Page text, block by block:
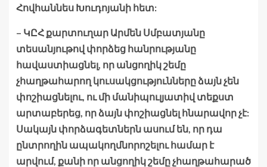
Հովհաննես Խուդոյանի հետ:
– ԿԸՀ քարտուղար Արմեն Սմբատյանը
տեսանյութով փորձեց հանրությանը
հավաստիացնել, որ անցողիկ շեմը
չհաղթահարող կուսակցությունները ձայն չեն
փոշիացնելու, ու մի մանիպուլյատիվ տեքստ
արտաբերեց, որ ձայն փոշիացնել հնարավոր չէ:
Սակայն փորձագետներն ասում են, որ դա
ընտրողին ապակողմնորոշելու համար է
արվում, քանի որ անցողիկ շեմը չհաղթահարած